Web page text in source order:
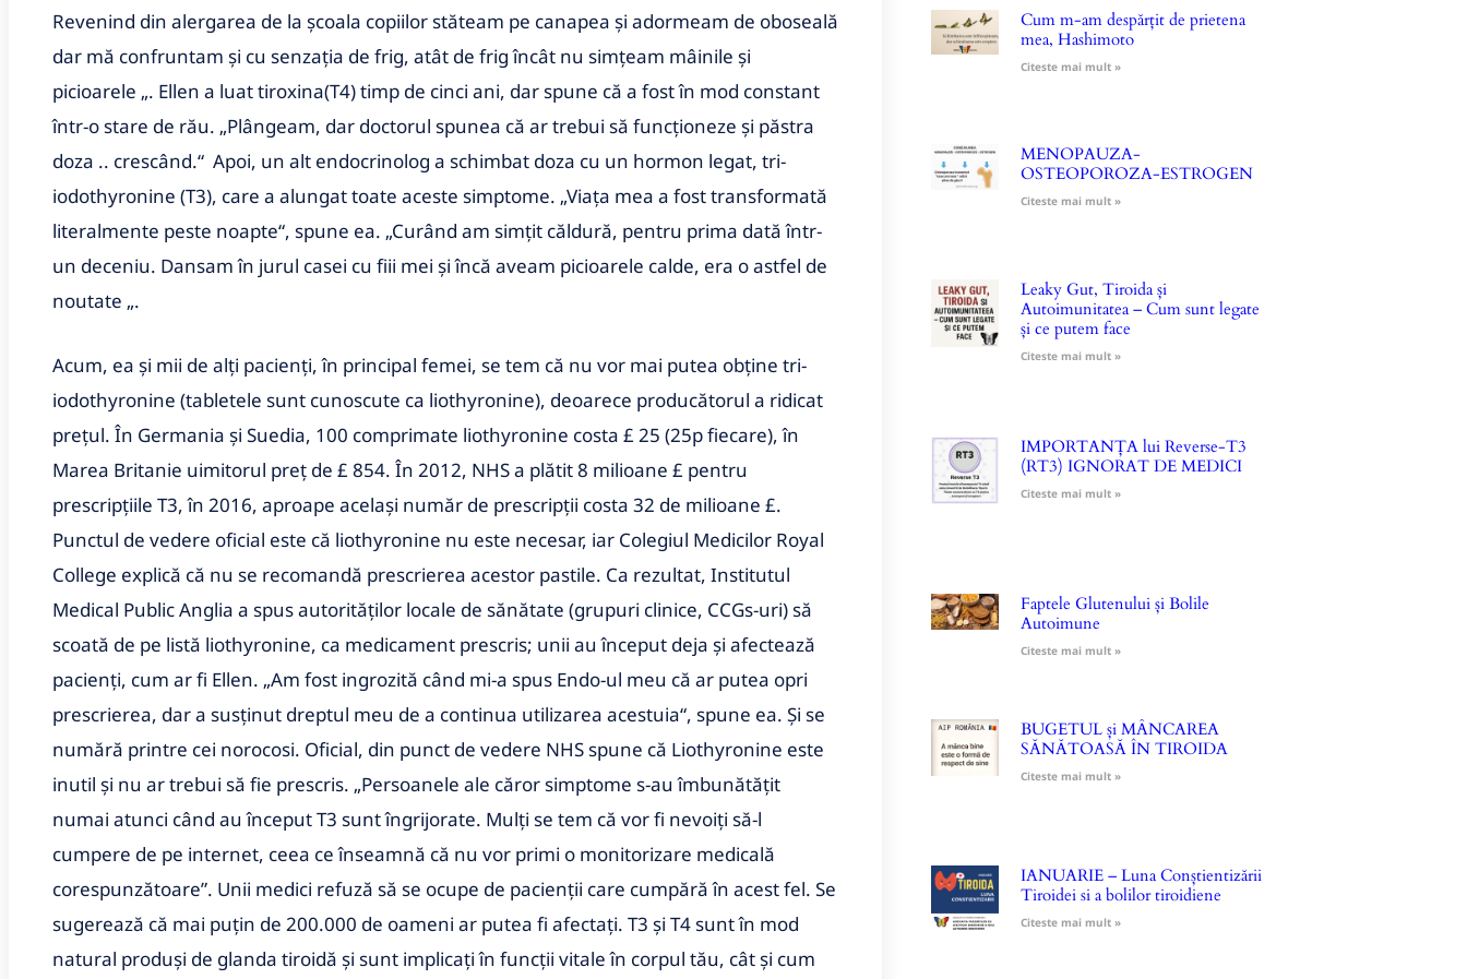
Revenind din alergarea de la școala copiilor stăteam pe canapea și adormeam de oboseală
dar mă confruntam și cu senzația de frig, atât de frig încât nu simțeam mâinile și
picioarele „. Ellen a luat tiroxina(T4) timp de cinci ani, dar spune că a fost în mod constant
într-o stare de rău. „Plângeam, dar doctorul spunea că ar trebui să funcționeze și păstra
doza .. crescând.“ Apoi, un alt endocrinolog a schimbat doza cu un hormon legat, tri-
iodothyronine (T3), care a alungat toate aceste simptome. „Viața mea a fost transformată
literalmente peste noapte“, spune ea. „Curând am simțit căldură, pentru prima dată într-
un deceniu. Dansam în jurul casei cu fiii mei și încă aveam picioarele calde, era o astfel de
noutate „.
Acum, ea și mii de alți pacienți, în principal femei, se tem că nu vor mai putea obține tri-
iodothyronine (tabletele sunt cunoscute ca liothyronine), deoarece producătorul a ridicat
prețul. În Germania și Suedia, 100 comprimate liothyronine costa £ 25 (25p fiecare), în
Marea Britanie uimitorul preț de £ 854. În 2012, NHS a plătit 8 milioane £ pentru
prescripțiile T3, în 2016, aproape același număr de prescripții costa 32 de milioane £.
Punctul de vedere oficial este că liothyronine nu este necesar, iar Colegiul Medicilor Royal
College explică că nu se recomandă prescrierea acestor pastile. Ca rezultat, Institutul
Medical Public Anglia a spus autorităților locale de sănătate (grupuri clinice, CCGs-uri) să
scoată de pe listă liothyronine, ca medicament prescris; unii au început deja și afectează
pacienți, cum ar fi Ellen. „Am fost ingrozită când mi-a spus Endo-ul meu că ar putea opri
prescrierea, dar a susținut dreptul meu de a continua utilizarea acestuia“, spune ea. Și se
numără printre cei norocosi. Oficial, din punct de vedere NHS spune că Liothyronine este
inutil și nu ar trebui să fie prescris. „Persoanele ale căror simptome s-au îmbunătățit
numai atunci când au început T3 sunt îngrijorate. Mulți se tem că vor fi nevoiți să-l
cumpere de pe internet, ceea ce înseamnă că nu vor primi o monitorizare medicală
corespunzătoare”. Unii medici refuză să se ocupe de pacienții care cumpără în acest fel. Se
sugerează că mai puțin de 200.000 de oameni ar putea fi afectați. T3 și T4 sunt în mod
natural produși de glanda tiroidă și sunt implicați în funcții vitale în corpul tău, cât și cum
Cum m-am despărțit de prietena
mea, Hashimoto
Citeste mai mult »
MENOPAUZA-
OSTEOPOROZA-ESTROGEN
Citeste mai mult »
Leaky Gut, Tiroida și
Autoimunitatea – Cum sunt legate
și ce putem face
Citeste mai mult »
IMPORTANȚA lui Reverse-T3
(RT3) IGNORAT DE MEDICI
Citeste mai mult »
Faptele Glutenului și Bolile
Autoimune
Citeste mai mult »
BUGETUL și MÂNCAREA
SĂNĂTOASĂ ÎN TIROIDA
Citeste mai mult »
IANUARIE – Luna Conștientizării
Tiroidei si a bolilor tiroidiene
Citeste mai mult »